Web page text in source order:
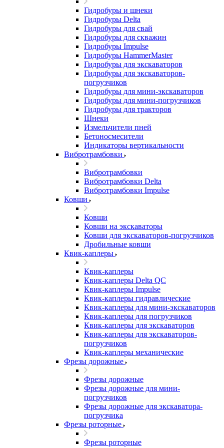
Гидробуры и шнеки
Гидробуры Delta
Гидробуры для свай
Гидробуры для скважин
Гидробуры Impulse
Гидробуры HammerMaster
Гидробуры для экскаваторов
Гидробуры для экскаваторов-
погрузчиков
Гидробуры для мини-экскаваторов
Гидробуры для мини-погрузчиков
Гидробуры для тракторов
Шнеки
Измельчители пней
Бетоносмесители
Индикаторы вертикальности
Вибротрамбовки
Вибротрамбовки
Вибротрамбовки Delta
Вибротрамбовки Impulse
Ковши
Ковши
Ковши на экскаваторы
Ковши для экскаваторов-погрузчиков
Дробильные ковши
Квик-каплеры
Квик-каплеры
Квик-каплеры Delta QC
Квик-каплеры Impulse
Квик-каплеры гидравлические
Квик-каплеры для мини-экскаваторов
Квик-каплеры для погрузчиков
Квик-каплеры для экскаваторов
Квик-каплеры для экскаваторов-
погрузчиков
Квик-каплеры механические
Фрезы дорожные
Фрезы дорожные
Фрезы дорожные для мини-
погрузчиков
Фрезы дорожные для экскаватора-
погрузчика
Фрезы роторные
Фрезы роторные